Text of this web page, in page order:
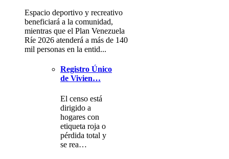
Espacio deportivo y recreativo
beneficiará a la comunidad,
mientras que el Plan Venezuela
Ríe 2026 atenderá a más de 140
mil personas en la entid...
Registro Único
de Vivien…
El censo está
dirigido a
hogares con
etiqueta roja o
pérdida total y
se rea…